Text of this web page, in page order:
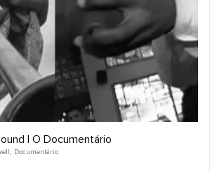
| O Documentário
, Documentário